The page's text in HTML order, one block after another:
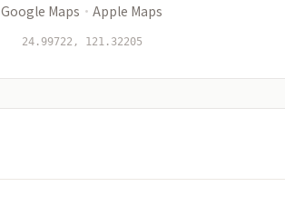
Google Maps · Apple Maps
24.99722, 121.32205